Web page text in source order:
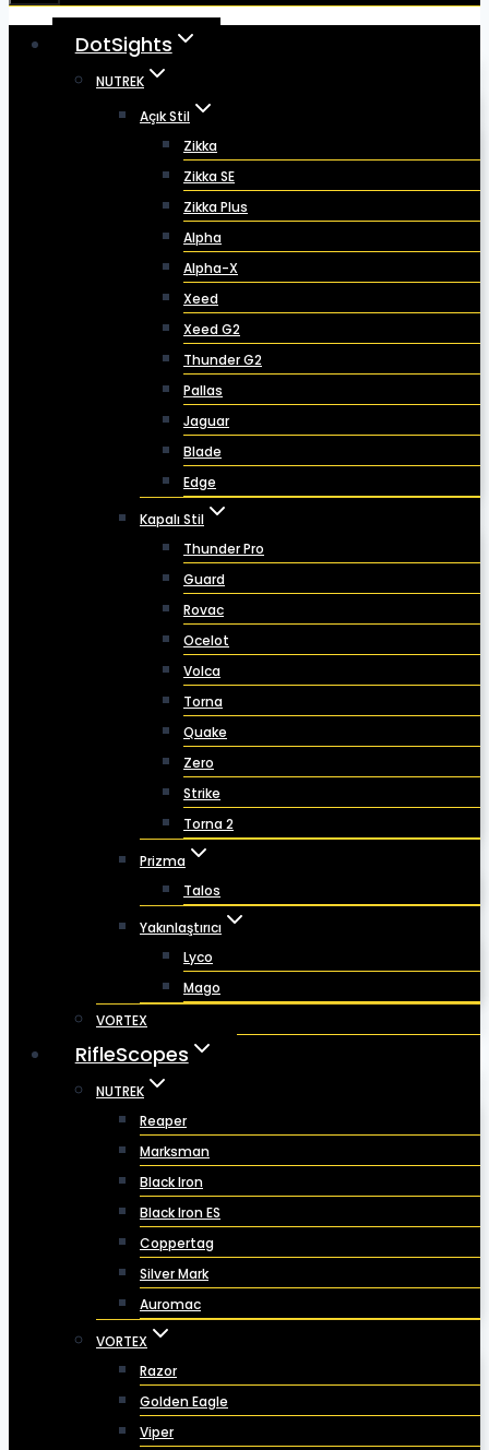
DotSights
NUTREK
Açık Stil
Zikka
Zikka SE
Zikka Plus
Alpha
Alpha-X
Xeed
Xeed G2
Thunder G2
Pallas
Jaguar
Blade
Edge
Kapalı Stil
Thunder Pro
Guard
Rovac
Ocelot
Volca
Torna
Quake
Zero
Strike
Torna 2
Prizma
Talos
Yakınlaştırıcı
Lyco
Mago
VORTEX
RifleScopes
NUTREK
Reaper
Marksman
Black Iron
Black Iron ES
Coppertag
Silver Mark
Auromac
VORTEX
Razor
Golden Eagle
Viper